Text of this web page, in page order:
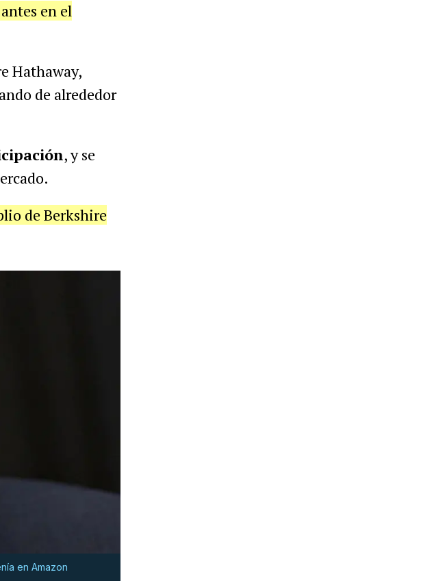
en el
Hathaway,
de alrededor
, y se
de Berkshire
en Amazon